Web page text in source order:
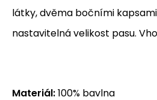
látky, dvěma bočními
nastavitelná velikost pasu.
Materiál:100% bavlna